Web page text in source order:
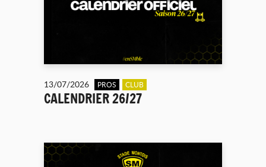
13/07/2026 PROS CLUB
CALENDRIER 26/27